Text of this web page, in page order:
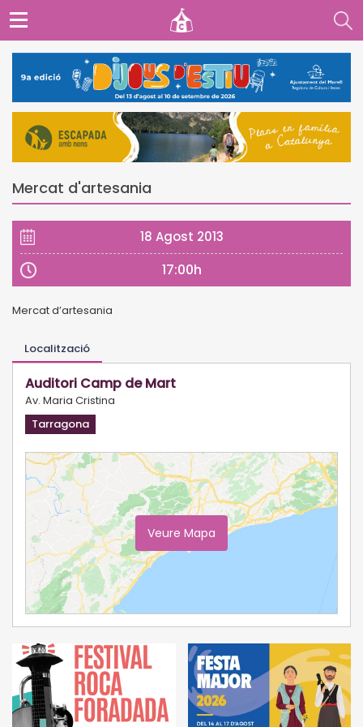
Mercat d'artesania
18 Agost 2013
17:00h
Mercat d’artesania
Localització
Auditori Camp de Mart
Av. Maria Cristina
Tarragona
Veure Mapa